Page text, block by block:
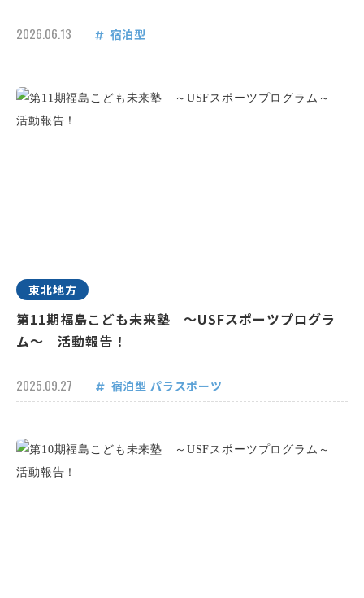
2026.06.13 宿泊型
東北地方
第11期福島こども未来塾 ～USFスポーツプログラ
ム～ 活動報告！
2025.09.27 宿泊型 パラスポーツ